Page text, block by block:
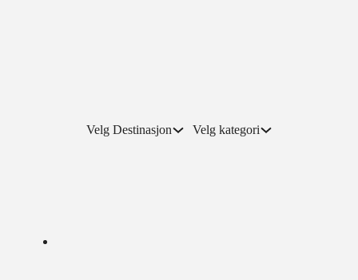
Velg Destinasjon Velg kategori